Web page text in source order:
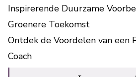
Inspirerende Duurzame
Groenere Toekomst
Ontdek de Voordelen van een
Coach